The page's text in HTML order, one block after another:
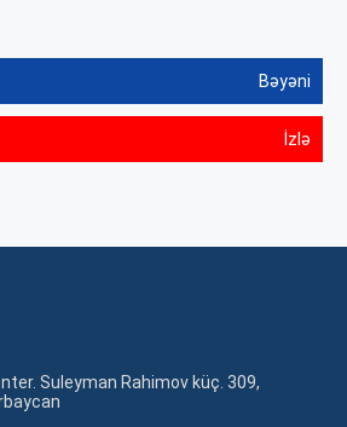
Bəyəni
İzlə
Suleyman Rahimov küç. 309,